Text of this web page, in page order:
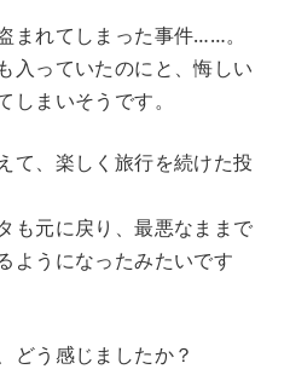
まれてしまった事件……。
入っていたのにと、悔しい
まいそうです。
て、楽しく旅行を続けた投
も元に戻り、最悪なままで
ようになったみたいです
どう感じましたか？